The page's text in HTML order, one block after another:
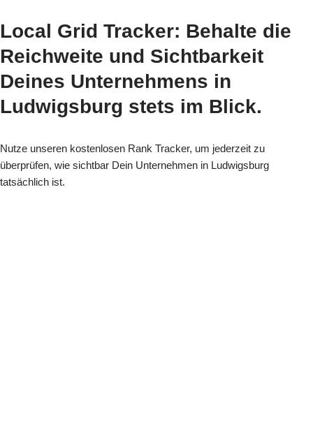
Local Grid Tracker: Behalte die
Reichweite und Sichtbarkeit
Deines Unternehmens in
Ludwigsburg stets im Blick.
Nutze unseren kostenlosen Rank Tracker, um jederzeit zu
überprüfen, wie sichtbar Dein Unternehmen in Ludwigsburg
tatsächlich ist.